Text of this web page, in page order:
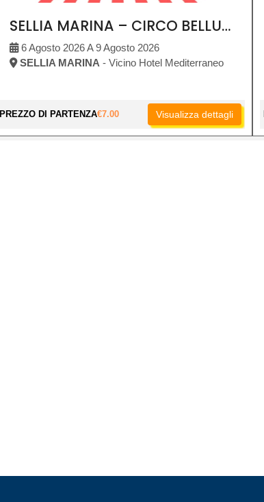
SELLIA MARINA – CIRCO BELLUCCI
6 Agosto 2026 A 9 Agosto 2026
SELLIA MARINA - Vicino Hotel Mediterraneo
PREZZO DI PARTENZA€7.00 Visualizza dettagli